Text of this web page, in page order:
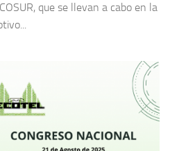
que se llevan a cabo en la